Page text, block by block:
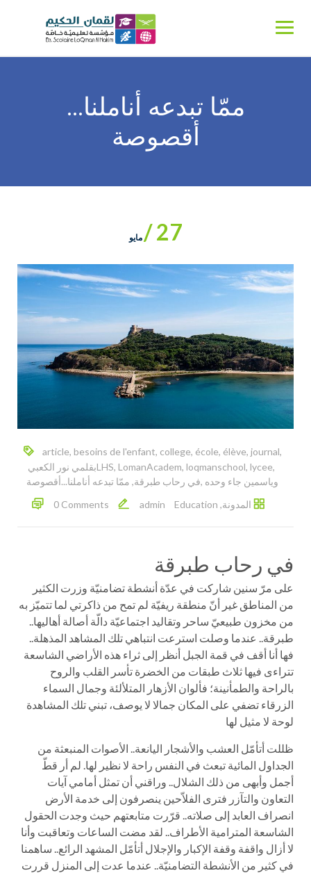
‎ممّا تبدعه أناملنا…
أقصوصة
27 / مايو
article, besoins de l'enfant, college, école, élève, journal,
LHS, LomanAcadem, loqmanschool, lycee,
‎بقلمي نور الكعبي
وياسمين جاء وحده‎ ,
,
المدونة,
Education
admin
0 Comments
‎على مرّ سنين شاركت في عدّة أنشطة تضامنيّة وزرت الكثير
من المناطق غير أنّ منطقة ريفيّة لم تمح من ذاكرتي لما تتميّز به
من مخزون طبيعيّ ساحر وتقاليد اجتماعيّة دالّة أصالة أهاليها..
طبرقة.. عندما وصلت استرعت انتباهي تلك المشاهد المذهلة..
فها أنا أقف في قمة الجبل أنظر إلى ثراء هذه الأراضي الشاسعة
تتراءى فيها ثلاث طبقات من الخضرة تأسر القلب والروح
بالراحة والطمأنينة؛ فألوان الأزهار المتلألئة وجمال السماء
الزرقاء تضفي على المكان جمالا لا يوصف، تبني تلك المشاهدة
لوحة لا مثيل لها
‎ظللت أتأمّل العشب والأشجار اليانعة.. الأصوات المنبعثة من
الجداول المائية تبعث في النفس راحة لا نظير لها. لم أر قطّ
أجمل وأبهى من ذلك الشلال.. وراقني أن تمثل أمامي آيات
التعاون والتآزر فترى الفلاّحين ينصرفون إلى خدمة الأرض
انصراف العابد إلى صلاته.. قرّرت متابعتهم حيث وجدت الحقول
الشاسعة المترامية الأطراف.. لقد مضت الساعات وتعاقبت وأنا
لا أزال واقفة وقفة الإكبار والإجلال أتأمّل المشهد الرائع.. ساهمنا
في كثير من الأنشطة التضامنيّة.. عندما عدت إلى المنزل قررت